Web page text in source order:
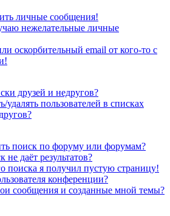
личные сообщения!
нежелательные личные
оскорбительный email от кого-то с
друзей и недругов?
удалять пользователей в списках
поиск по форуму или форумам?
даёт результатов?
поиска я получил пустую страницу!
конференции?
сообщения и созданные мной темы?